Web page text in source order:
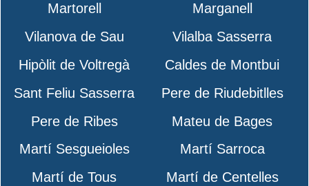
Martorell
Marganell
Vilanova de Sau
Vilalba Sasserra
Hipòlit de Voltregà
Caldes de Montbui
Sant Feliu Sasserra
Pere de Riudebitlles
Pere de Ribes
Mateu de Bages
Martí Sesgueioles
Martí Sarroca
Martí de Tous
Martí de Centelles